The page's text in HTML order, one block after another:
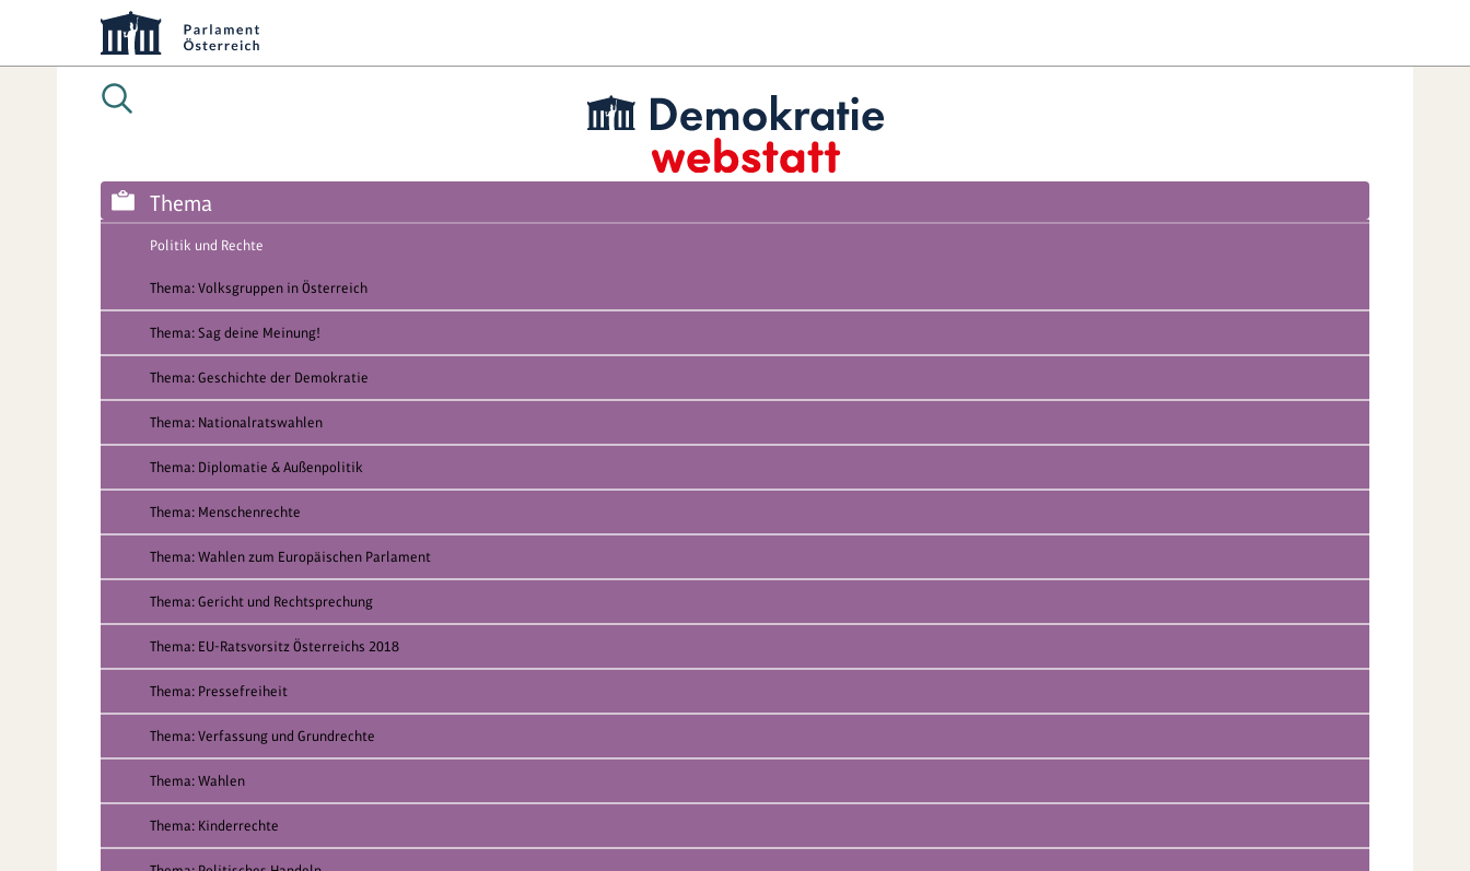
Thema
Politik und Rechte
Thema: Volksgruppen in Österreich
Thema: Sag deine Meinung!
Thema: Geschichte der Demokratie
Thema: Nationalratswahlen
Thema: Diplomatie & Außenpolitik
Thema: Menschenrechte
Thema: Wahlen zum Europäischen Parlament
Thema: Gericht und Rechtsprechung
Thema: EU-Ratsvorsitz Österreichs 2018
Thema: Pressefreiheit
Thema: Verfassung und Grundrechte
Thema: Wahlen
Thema: Kinderrechte